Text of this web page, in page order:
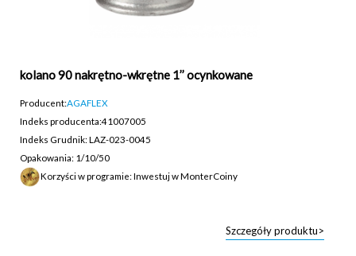
kolano 90 nakrętno-wkrętne 1’’ ocynkowane
Producent:AGAFLEX
Indeks producenta:41007005
Indeks Grudnik: LAZ-023-0045
Opakowania: 1/10/50
Korzyści w programie: Inwestuj w MonterCoiny
Szczegóły produktu>